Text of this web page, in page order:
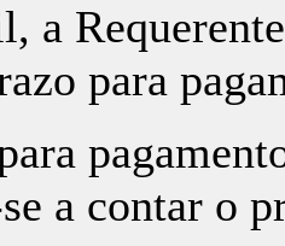
a
para
a contar o